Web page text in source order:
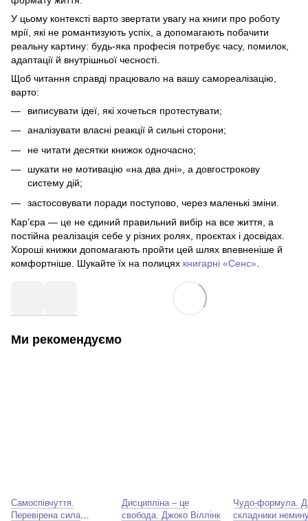
У цьому контексті варто звертати увагу на книги про роботу
мрії, які не романтизують успіх, а допомагають побачити
реальну картину: будь-яка професія потребує часу, помилок,
адаптації й внутрішньої чесності.
Щоб читання справді працювало на вашу самореалізацію,
варто:
виписувати ідеї, які хочеться протестувати;
аналізувати власні реакції й сильні сторони;
не читати десятки книжок одночасно;
шукати не мотивацію «на два дні», а довгострокову
систему дій;
застосовувати поради поступово, через маленькі зміни.
Кар’єра — це не єдиний правильний вибір на все життя, а
постійна реалізація себе у різних ролях, проєктах і досвідах.
Хороші книжки допомагають пройти цей шлях впевненіше й
комфортніше. Шукайте їх на полицях книгарні «Сенс»
Ми рекомендуємо
Самоспівчуття.
Перевірена сила
Дисципліна – це
свобода. Джоко Віллінк
Чудо-формула.
складники